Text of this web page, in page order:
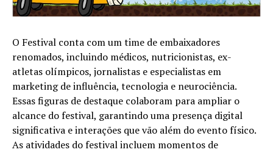
O Festival conta com um time de embaixadores
renomados, incluindo médicos, nutricionistas, ex-
atletas olímpicos, jornalistas e especialistas em
marketing de influência, tecnologia e neurociência.
Essas figuras de destaque colaboram para ampliar o
alcance do festival, garantindo uma presença digital
significativa e interações que vão além do evento físico.
As atividades do festival incluem momentos de